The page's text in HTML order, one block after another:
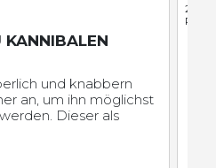
KANNIBALEN
und knabbern
an, um ihn möglichst
Dieser als